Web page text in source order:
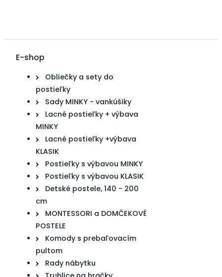
E-shop
Obliečky a sety do
postieľky
Sady MINKY - vankúšiky
Lacné postieľky + výbava
MINKY
Lacné postieľky +výbava
KLASIK
Postieľky s výbavou MINKY
Postieľky s výbavou KLASIK
Detské postele, 140 - 200
cm
MONTESSORI a DOMČEKOVÉ
POSTELE
Komody s prebaľovacím
pultom
Rady nábytku